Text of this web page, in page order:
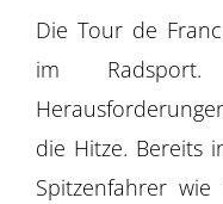
Die Tour de
im
die Hitze. Bereits
Spitzenfahrer